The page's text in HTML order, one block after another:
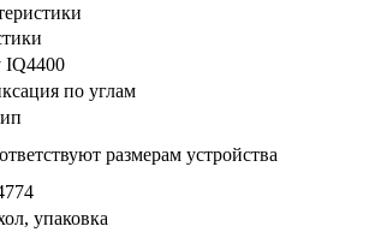
IQ4400
по углам
размерам устройства
упаковка